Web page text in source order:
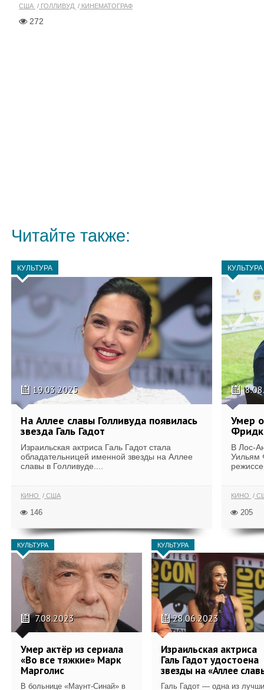
США ГОЛЛИВУД КИНЕМАТОГРАФ
272
Читайте также:
КУЛЬТУРА
19.03.2025
На Аллее славы Голливуда появилась
звезда Галь Гадот
Израильская актриса Галь Гадот стала
обладательницей именной звезды на Аллее
славы в Голливуде....
КИНО США
146
КУЛЬТУРА
Умер
В Лос-
Уильям
КИНО
205
КУЛЬТУРА
7.08.2023
Умер актёр из сериала
«Во все тяжкие» Марк
Марголис
В больнице «Маунт-Синай» в
КУЛЬТУРА
28.06.2023
Израильская актриса
Галь Гадот удостоена
звезды на «Аллее
Галь Гадот — одна из